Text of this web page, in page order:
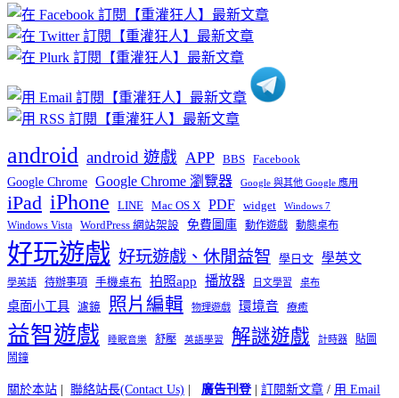
章
分
類
android android 遊戲 APP BBS Facebook
Google Chrome Google Chrome 瀏覽器 Google 與其他 Google 應用
iPad iPhone LINE Mac OS X PDF widget Windows 7
Windows Vista WordPress 網站架設 免費圖庫 動作遊戲 動態桌布
好玩遊戲 好玩遊戲、休閒益智 學日文 學英文
學英語 待辦事項 手機桌布 拍照app 播放器 日文學習 桌布
桌面小工具 濾鏡 照片編輯 物理遊戲 環境音 療癒
益智遊戲 睡眠音樂 舒壓 英語學習 解謎遊戲 計時器
貼圖
鬧鐘
關於本站 | 聯絡站長(Contact Us) | 廣告刊登| 訂閱新文章 / 用 Email